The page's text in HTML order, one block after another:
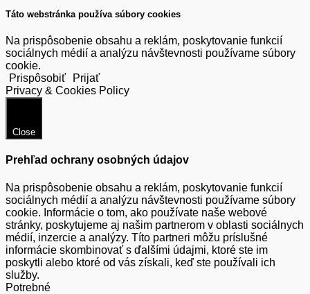
Táto webstránka používa súbory cookies
Na prispôsobenie obsahu a reklám, poskytovanie funkcií
sociálnych médií a analýzu návštevnosti používame súbory
cookie.
Prispôsobiť
Prijať
Privacy & Cookies Policy
Close
Prehľad ochrany osobných údajov
Na prispôsobenie obsahu a reklám, poskytovanie funkcií
sociálnych médií a analýzu návštevnosti používame súbory
cookie. Informácie o tom, ako používate naše webové
stránky, poskytujeme aj našim partnerom v oblasti sociálnych
médií, inzercie a analýzy. Títo partneri môžu príslušné
informácie skombinovať s ďalšími údajmi, ktoré ste im
poskytli alebo ktoré od vás získali, keď ste používali ich
služby.
Potrebné